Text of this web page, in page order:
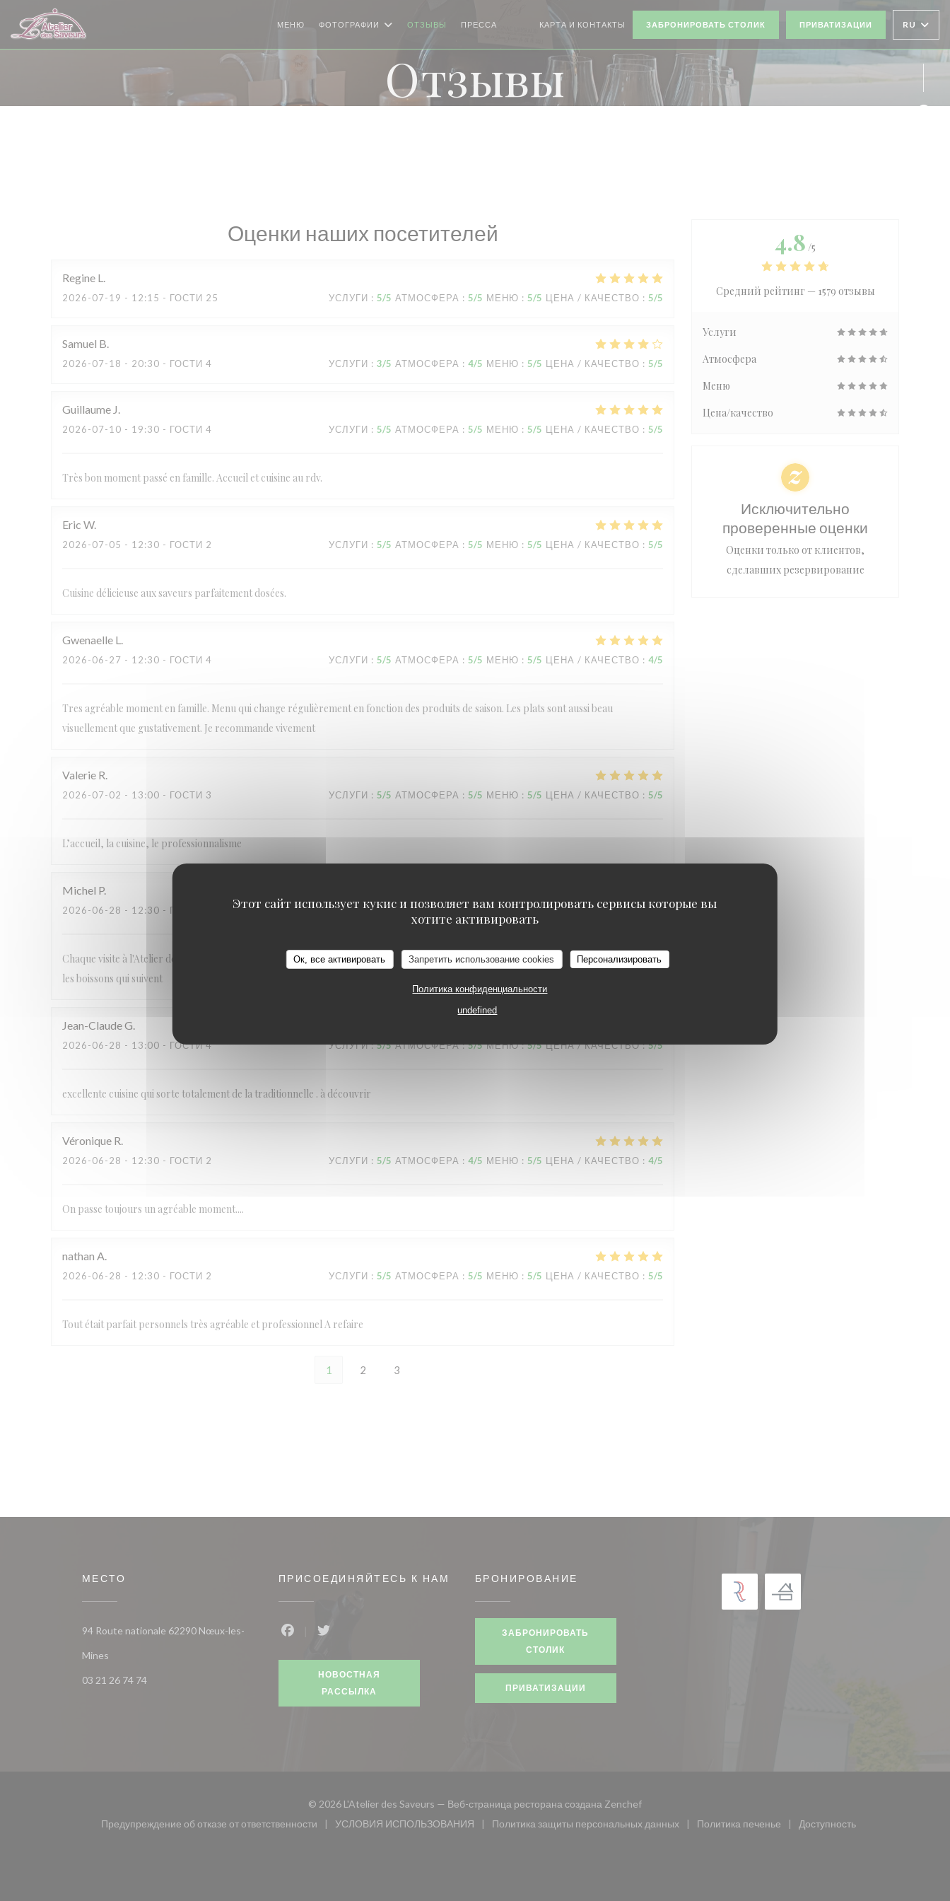
Панель управления cookies
Этот сайт использует кукис и позволяет вам контролировать сервисы которые вы
хотите активировать
Ок, все активировать Запретить использование cookies Персонализировать
Политика конфиденциальности
undefined
МЕНЮ ФОТОГРАФИИ ОТЗЫВЫ ПРЕССА КАРТА И КОНТАКТЫ ЗАБРОНИРОВАТЬ СТОЛИК ПРИВАТИЗАЦИИ RU
Отзывы
Оценки наших посетителей
Regine L
2026-07-19 - 12:15 - ГОСТИ 25 УСЛУГИ : 5/5 АТМОСФЕРА : 5/5 МЕНЮ : 5/5 ЦЕНА / КАЧЕСТВО : 5/5
Samuel B
2026-07-18 - 20:30 - ГОСТИ 4 УСЛУГИ : 3/5 АТМОСФЕРА : 4/5 МЕНЮ : 5/5 ЦЕНА / КАЧЕСТВО : 5/5
Guillaume J
2026-07-10 - 19:30 - ГОСТИ 4 УСЛУГИ : 5/5 АТМОСФЕРА : 5/5 МЕНЮ : 5/5 ЦЕНА / КАЧЕСТВО : 5/5
Très bon moment passé en famille. Accueil et cuisine au rdv.
Eric W
2026-07-05 - 12:30 - ГОСТИ 2 УСЛУГИ : 5/5 АТМОСФЕРА : 5/5 МЕНЮ : 5/5 ЦЕНА / КАЧЕСТВО : 5/5
Cuisine délicieuse aux saveurs parfaitement dosées.
Gwenaelle L
2026-06-27 - 12:30 - ГОСТИ 4 УСЛУГИ : 5/5 АТМОСФЕРА : 5/5 МЕНЮ : 5/5 ЦЕНА / КАЧЕСТВО : 4/5
Tres agréable moment en famille. Menu qui change régulièrement en fonction des produits de saison. Les plats sont aussi beau
visuellement que gustativement. Je recommande vivement
Valerie R
2026-07-02 - 13:00 - ГОСТИ 3 УСЛУГИ : 5/5 АТМОСФЕРА : 5/5 МЕНЮ : 5/5 ЦЕНА / КАЧЕСТВО : 5/5
L’accueil, la cuisine, le professionnalisme
Michel P
2026-06-28 - 12:30 - ГОСТИ 2 УСЛУГИ: 5/5 АТМОСФЕРА: 5/5 МЕНЮ: 5/5 ЦЕНА / КАЧЕСТВО: 5/5
Chaque visite à l'Atelier des Saveurs est une découverte des saveurs avec une originalité qui surprend. Continuez, c'est un vrai régal avec
les boissons qui suivent
Jean-ClaudeG
2026-06-28 - 13:00 - ГОСТИ 4 УСЛУГИ: 5/5 АТМОСФЕРА: 5/5 МЕНЮ: 5/5 ЦЕНА / КАЧЕСТВО: 5/5
excellente cuisine qui sorte totalement de la traditionnelle . à découvrir
Véronique R
2026-06-28 - 12:30 - ГОСТИ 2 УСЛУГИ : 5/5 АТМОСФЕРА : 4/5 МЕНЮ : 5/5 ЦЕНА / КАЧЕСТВО : 4/5
On passe toujours un agréable moment....
nathan A
2026-06-28 - 12:30 - ГОСТИ 2 УСЛУГИ : 5/5 АТМОСФЕРА : 5/5 МЕНЮ : 5/5 ЦЕНА / КАЧЕСТВО : 5/5
Tout était parfait personnels très agréable et professionnel A refaire
1 2 3
4.8 /5
Средний рейтинг — 1579 отзывы
Услуги
Атмосфера
Меню
Цена/качество
Исключительно
проверенные оценки
Оценки только от клиентов,
сделавших резервирование
МЕСТО
94 Route nationale 62290 Nœux-les-
Mines((открывается в новом окне))
03 21 26 74 74
ПРИСОЕДИНЯЙТЕСЬ К НАМ
Twitter ((открывается в новом окне))
НОВОСТНАЯ
РАССЫЛКА
БРОНИРОВАНИЕ
ЗАБРОНИРОВАТЬ
СТОЛИК
ПРИВАТИЗАЦИИ
© 2026 L'Atelier des Saveurs — Веб-страница ресторана создана Zenchef((открывается в новом окне))
Предупреждение об отказе от ответственности
((открывается в новом окне))
УСЛОВИЯ ИСПОЛЬЗОВАНИЯ
((открывается в новом окне))
Политика защиты персональных данных
((открывается в новом окне))
Политика печенье
((открывается в новом окне))
Доступность